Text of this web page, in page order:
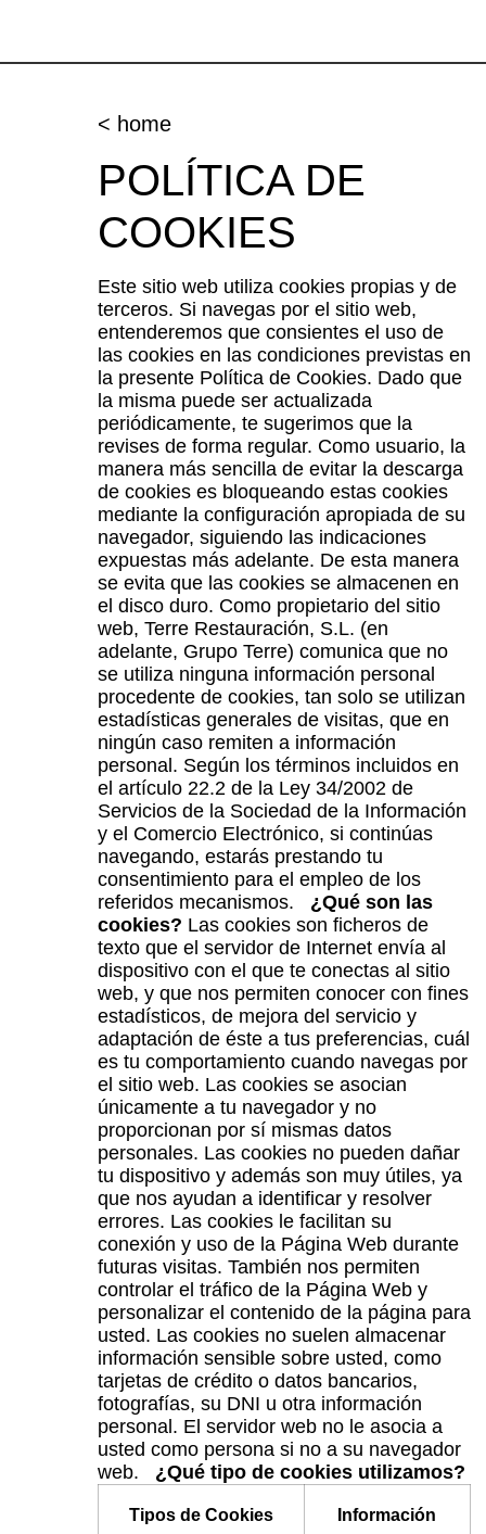
< home
POLÍTICA DE
COOKIES
Este sitio web utiliza cookies propias y de
terceros. Si navegas por el sitio web,
entenderemos que consientes el uso de
las cookies en las condiciones previstas en
la presente Política de Cookies. Dado que
la misma puede ser actualizada
periódicamente, te sugerimos que la
revises de forma regular. Como usuario, la
manera más sencilla de evitar la descarga
de cookies es bloqueando estas cookies
mediante la configuración apropiada de su
navegador, siguiendo las indicaciones
expuestas más adelante. De esta manera
se evita que las cookies se almacenen en
el disco duro. Como propietario del sitio
web, Terre Restauración, S.L. (en
adelante, Grupo Terre) comunica que no
se utiliza ninguna información personal
procedente de cookies, tan solo se utilizan
estadísticas generales de visitas, que en
ningún caso remiten a información
personal. Según los términos incluidos en
el artículo 22.2 de la Ley 34/2002 de
Servicios de la Sociedad de la Información
y el Comercio Electrónico, si continúas
navegando, estarás prestando tu
consentimiento para el empleo de los
referidos mecanismos.
¿Qué son las
cookies? Las cookies son ficheros de
texto que el servidor de Internet envía al
dispositivo con el que te conectas al sitio
web, y que nos permiten conocer con fines
estadísticos, de mejora del servicio y
adaptación de éste a tus preferencias, cuál
es tu comportamiento cuando navegas por
el sitio web. Las cookies se asocian
únicamente a tu navegador y no
proporcionan por sí mismas datos
personales. Las cookies no pueden dañar
tu dispositivo y además son muy útiles, ya
que nos ayudan a identificar y resolver
errores. Las cookies le facilitan su
conexión y uso de la Página Web durante
futuras visitas. También nos permiten
controlar el tráfico de la Página Web y
personalizar el contenido de la página para
usted. Las cookies no suelen almacenar
información sensible sobre usted, como
tarjetas de crédito o datos bancarios,
fotografías, su DNI u otra información
personal. El servidor web no le asocia a
usted como persona si no a su navegador
web.
¿Qué tipo de cookies utilizamos?
Tipos de Cookies
Información